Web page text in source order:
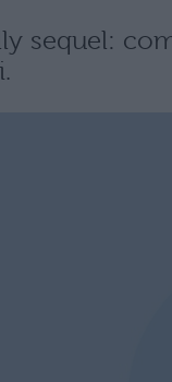
sequel: